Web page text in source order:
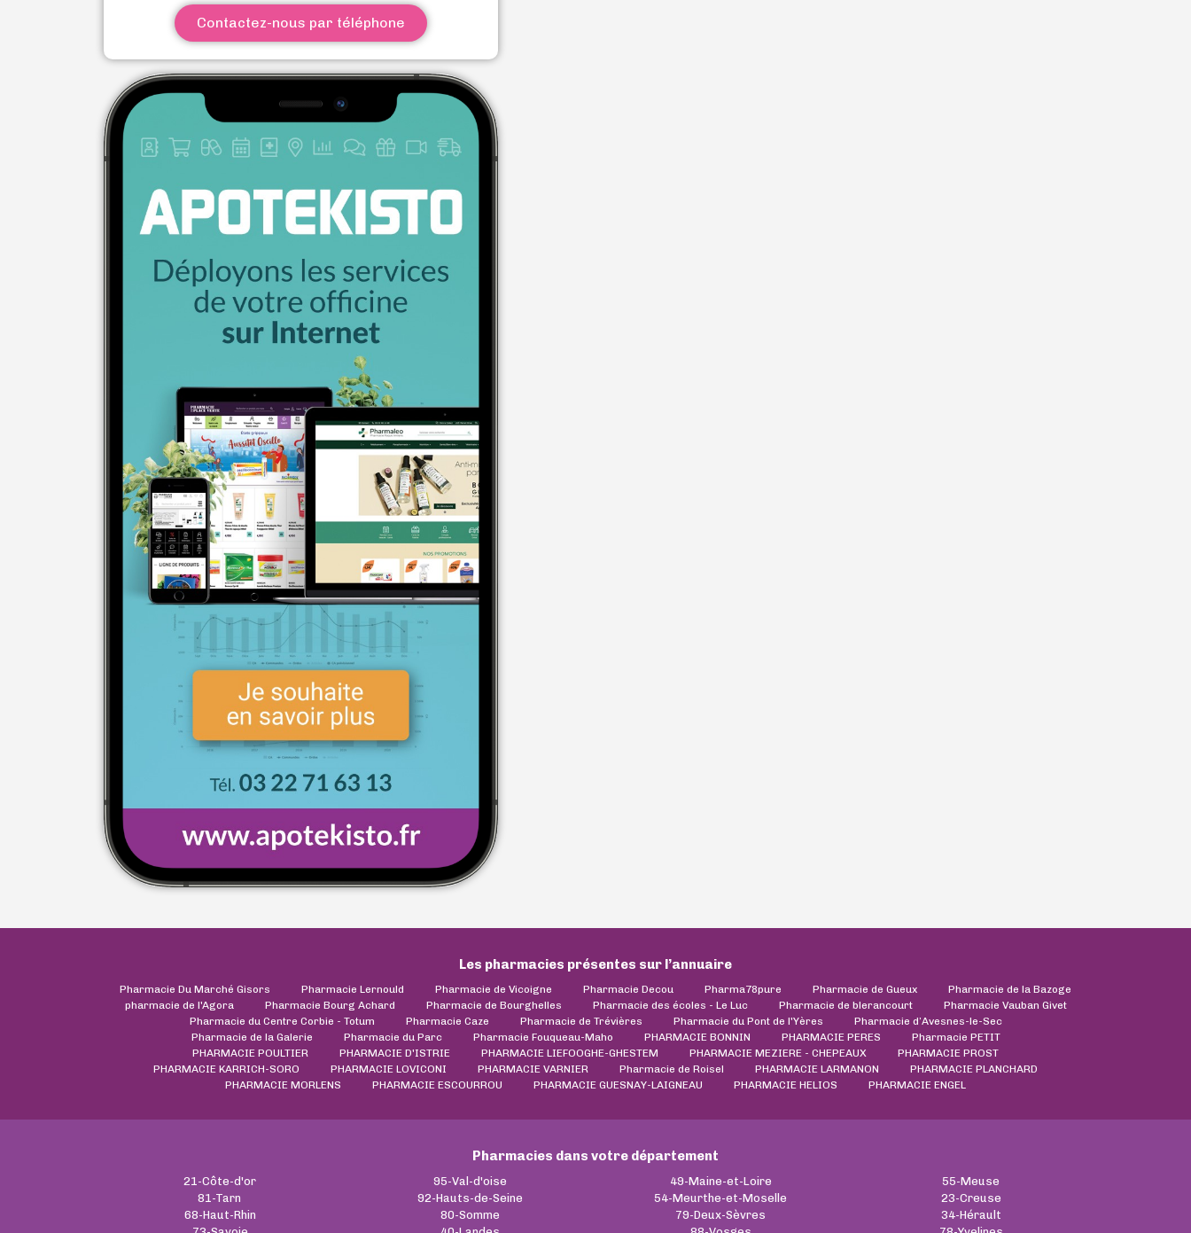
Contactez-nous par téléphone
Les pharmacies présentes sur l’annuaire
Pharmacie Du Marché Gisors Pharmacie Lernould Pharmacie de Vicoigne Pharmacie Decou Pharma78pure Pharmacie de Gueux
Pharmacie de la Bazoge
pharmacie de l'Agora
Pharmacie Bourg Achard Pharmacie de Bourghelles Pharmacie des écoles - Le Luc Pharmacie de blerancourt
Pharmacie Vauban Givet
Pharmacie du Centre Corbie - Totum
Pharmacie Caze Pharmacie de Trévières Pharmacie du Pont de l'Yères
Pharmacie d’Avesnes-le-Sec
Pharmacie de la Galerie
Pharmacie du Parc Pharmacie Fouqueau-Maho PHARMACIE BONNIN PHARMACIE PERES
Pharmacie PETIT
PHARMACIE POULTIER
PHARMACIE D'ISTRIE PHARMACIE LIEFOOGHE-GHESTEM PHARMACIE MEZIERE - CHEPEAUX
PHARMACIE PROST
PHARMACIE KARRICH-SORO
PHARMACIE LOVICONI PHARMACIE VARNIER Pharmacie de Roisel PHARMACIE LARMANON
PHARMACIE PLANCHARD
PHARMACIE MORLENS
PHARMACIE ESCOURROU PHARMACIE GUESNAY-LAIGNEAU PHARMACIE HELIOS PHARMACIE ENGEL
Pharmacies dans votre département
21-Côte-d'or
81-Tarn
68-Haut-Rhin
95-Val-d'oise
92-Hauts-de-Seine
80-Somme
49-Maine-et-Loire
54-Meurthe-et-Moselle
79-Deux-Sèvres
55-Meuse
23-Creuse
34-Hérault